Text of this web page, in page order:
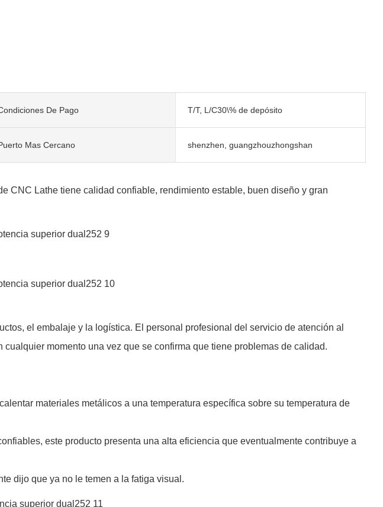
De Pago T/T, L/C30\% de depósito
Mas Cercano shenzhen, guangzhouzhongshan
CNC Lathe tiene calidad confiable, rendimiento estable, buen diseño y gran
el embalaje y la logística. El personal profesional del servicio de atención al
momento una vez que se confirma que tiene problemas de calidad.
materiales metálicos a una temperatura específica sobre su temperatura de
este producto presenta una alta eficiencia que eventualmente contribuye a
dijo que ya no le temen a la fatiga visual.